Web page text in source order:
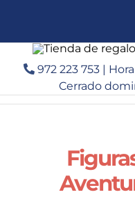
contenido
972 223 753 |
Cerrado